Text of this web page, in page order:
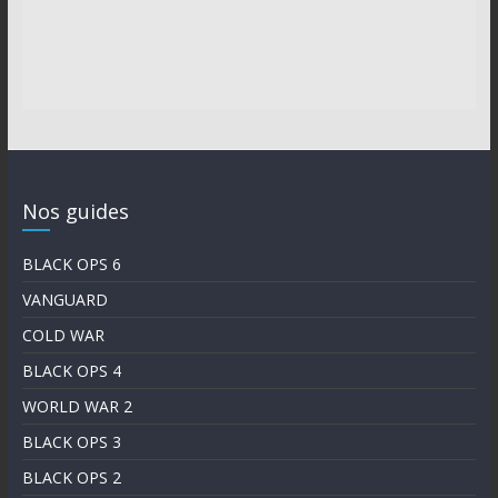
Nos guides
BLACK OPS 6
VANGUARD
COLD WAR
BLACK OPS 4
WORLD WAR 2
BLACK OPS 3
BLACK OPS 2